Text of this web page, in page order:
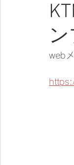
ン
web